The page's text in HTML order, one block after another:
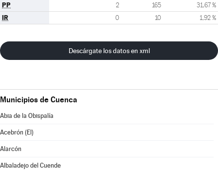
PP 2 165 31,67 %
IR 0 10 1,92 %
Descárgate los datos en xml
Municipios de Cuenca
Abia de la Obispalía
Acebrón (El)
Alarcón
Albaladejo del Cuende